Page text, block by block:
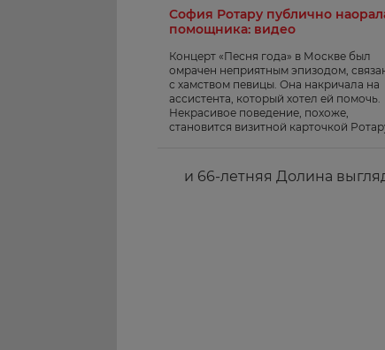
София Ротару публично
помощника: видео
Концерт «Песня года» в Москве был
омрачен неприятным эпизодом,
с хамством певицы. Она накричала на
ассистента, который хотел ей помочь.
Некрасивое поведение, похоже,
становится визитной карточкой
и 66-летняя Долина